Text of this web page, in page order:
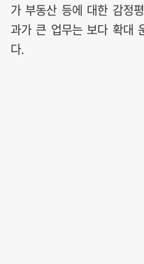
가 부동산 등에 대한 감정
과가 큰 업무는 보다 확대
다.